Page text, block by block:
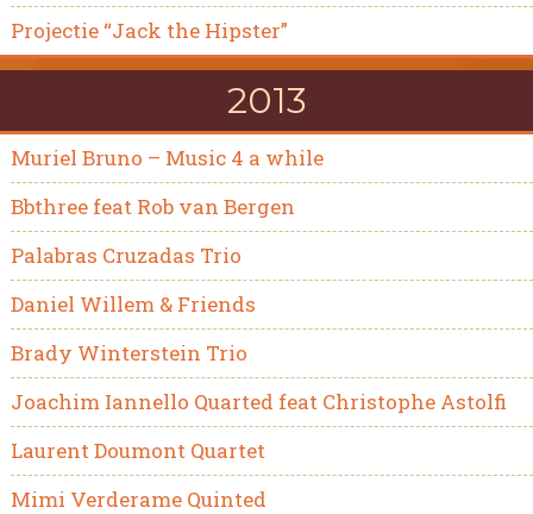
Projectie “Jack the Hipster”
2013
Muriel Bruno – Music 4 a while
Bbthree feat Rob van Bergen
Palabras Cruzadas Trio
Daniel Willem & Friends
Brady Winterstein Trio
Joachim Iannello Quarted feat Christophe Astolfi
Laurent Doumont Quartet
Mimi Verderame Quinted